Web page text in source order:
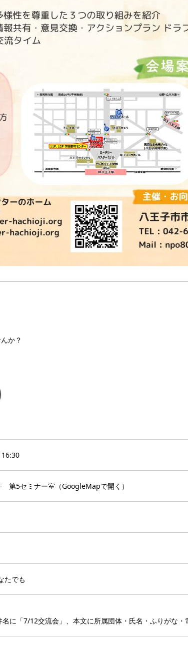
か？
第5セミナー室（GoogleMapで開く）
たでも
名に「7/12交流会」、本文に所属団体・氏名・ふりがな